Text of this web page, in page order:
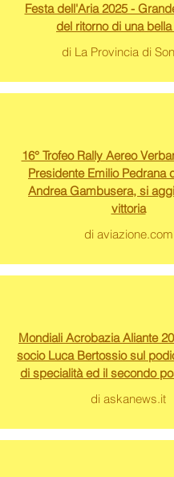
Festa dell'Aria 2025 -
del ritorno di una
di La Provincia di
16° Trofeo Rally Aereo
Presidente Emilio Pedrana
Andrea Gambusera, si
vittoria
di aviazione.com
Mondiali Acrobazia Aliante
socio Luca Bertossio sul
di specialità ed il secondo
di askanews.it